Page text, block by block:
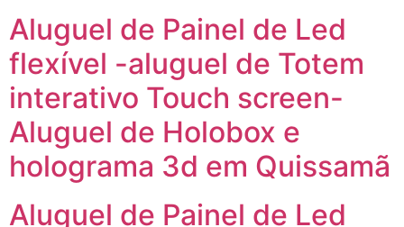
Aluguel de Painel de Led
flexível -aluguel de Totem
interativo Touch screen-
Aluguel de Holobox e
holograma 3d em Quissamã
Aluguel de Painel de Led